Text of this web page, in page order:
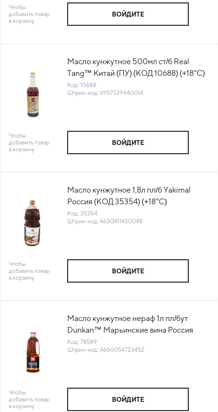
Чтобы
добавить товар
в корзину
ВОЙДИТЕ
Масло кунжутное 500мл ст/б Real
Tang™ Китай (ПУ) (КОД 10688) (+18°С)
Код: 10688
Штрих-код: 6957539940014
Чтобы
добавить товар
в корзину
ВОЙДИТЕ
Масло кунжутное 1,8л пл/б Yakimal
Россия (КОД 35354) (+18°С)
Код: 35354
Штрих-код: 4630411450048
Чтобы
добавить товар
в корзину
ВОЙДИТЕ
Масло кунжутное нераф 1л пл/бут
Dunkan™ Марьинские вина Россия
(КОД 78589) (+18°С)
Код: 78589
Штрих-код: 4660054723452
Чтобы
добавить товар
в корзину
ВОЙДИТЕ